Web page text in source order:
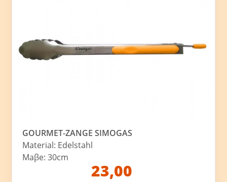
GOURMET-ZANGE SIMOGAS
Material: Edelstahl
Maβe: 30cm
23,00